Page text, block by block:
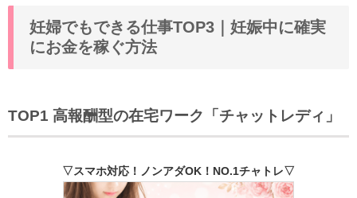
妊婦でもできる仕事TOP3｜妊娠中に確実
にお金を稼ぐ方法
TOP1 高報酬型の在宅ワーク「チャットレディ」
▽スマホ対応！ノンアダOK！NO.1チャトレ▽